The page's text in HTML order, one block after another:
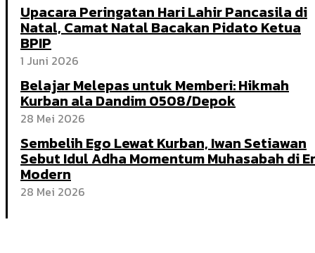
Upacara Peringatan Hari Lahir Pancasila di
Natal, Camat Natal Bacakan Pidato Ketua
BPIP
1 Juni 2026
Belajar Melepas untuk Memberi: Hikmah
Kurban ala Dandim 0508/Depok
28 Mei 2026
Sembelih Ego Lewat Kurban, Iwan Setiawan
Sebut Idul Adha Momentum Muhasabah di
Modern
28 Mei 2026